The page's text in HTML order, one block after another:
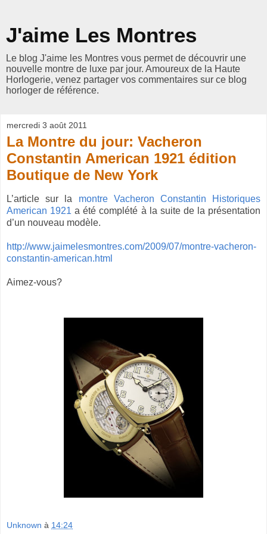
J'aime Les Montres
Le blog J'aime les Montres vous permet de découvrir une
nouvelle montre de luxe par jour. Amoureux de la Haute
Horlogerie, venez partager vos commentaires sur ce blog
horloger de référence.
mercredi 3 août 2011
La Montre du jour: Vacheron
Constantin American 1921 édition
Boutique de New York
L’article sur la montre Vacheron Constantin Historiques
American 1921 a été complété à la suite de la présentation
d’un nouveau modèle.
http://www.jaimelesmontres.com/2009/07/montre-vacheron-
constantin-american.html
Aimez-vous?
Unknown à 14:24